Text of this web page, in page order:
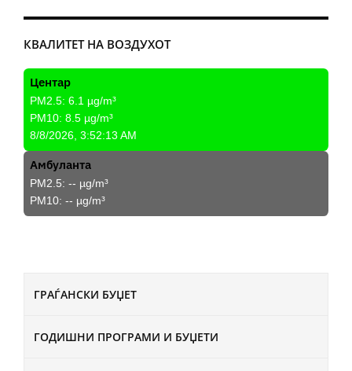
ГРАЃАНСКИ БУЏЕТ
ГОДИШНИ ПРОГРАМИ И БУЏЕТИ
КВАЛИТЕТ НА ВОЗДУХОТ
Центар
PM2.5: 6.1 µg/m³
PM10: 8.5 µg/m³
8/8/2026, 3:52:13 AM
Амбуланта
PM2.5: -- µg/m³
PM10: -- µg/m³